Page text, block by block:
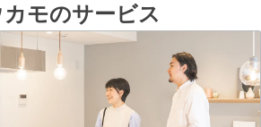
カモのサービス